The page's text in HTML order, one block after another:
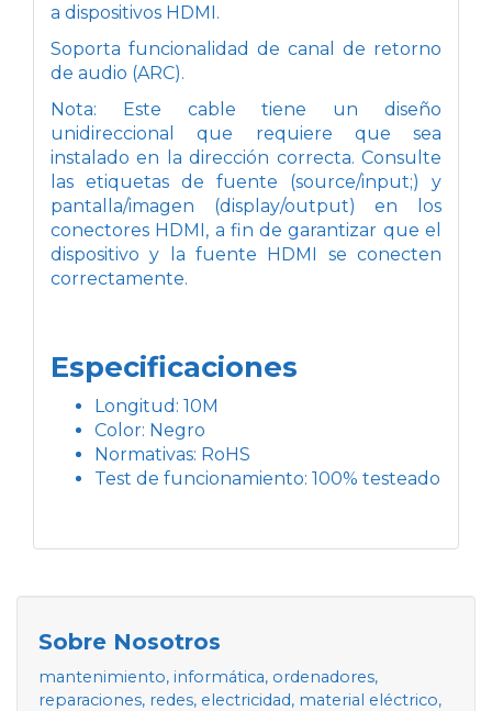
a dispositivos HDMI.
Soporta funcionalidad de canal de retorno
de audio (ARC).
Nota: Este cable tiene un diseño
unidireccional que requiere que sea
instalado en la dirección correcta. Consulte
las etiquetas de fuente (source/input;) y
pantalla/imagen (display/output) en los
conectores HDMI, a fin de garantizar que el
dispositivo y la fuente HDMI se conecten
correctamente.
Especificaciones
Longitud: 10M
Color: Negro
Normativas: RoHS
Test de funcionamiento: 100% testeado
Sobre Nosotros
mantenimiento, informática, ordenadores,
reparaciones, redes, electricidad, material eléctrico,